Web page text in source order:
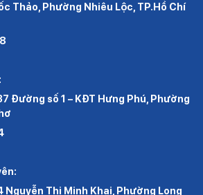
Thảo, Phường Nhiêu Lộc, TP.Hồ Chí
Đường số 1 – KĐT Hưng Phú, Phường
Thị Minh Khai, Phường Long